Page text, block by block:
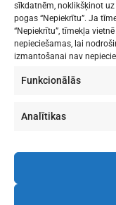
sīkdatnēm, noklikšķinot
pogas “Nepiekrītu”. Ja
“Nepiekrītu”, tīmekļa
nepieciešamas, lai
izmantošanai nav
Funkcionālās
Analītikas
Mākslu izglītības
"Nacionālā
RĪGAS DOMA
1. - 9. klases
Rīga, LV-1010